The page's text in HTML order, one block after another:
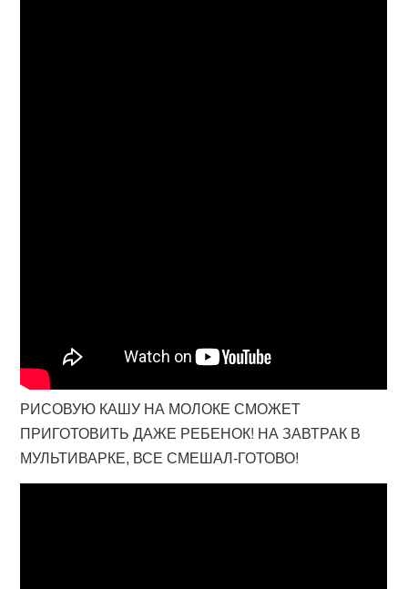
РИСОВУЮ КАШУ НА МОЛОКЕ СМОЖЕТ
ПРИГОТОВИТЬ ДАЖЕ РЕБЕНОК! НА ЗАВТРАК В
МУЛЬТИВАРКЕ, ВСЕ СМЕШАЛ-ГОТОВО!